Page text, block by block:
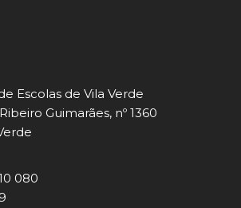
Escolas de Vila Verde
Guimarães, nº 1360
080